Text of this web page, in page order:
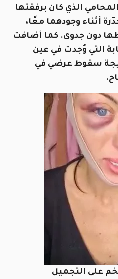
الذي كان برفقتها
أثناء وجودهما معًا،
دون جدوى. كما أضافت
التي وُجدت في عين
سقوط عرضي في
على التجميل